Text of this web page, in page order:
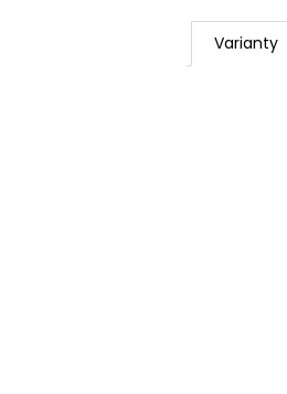
Varianty